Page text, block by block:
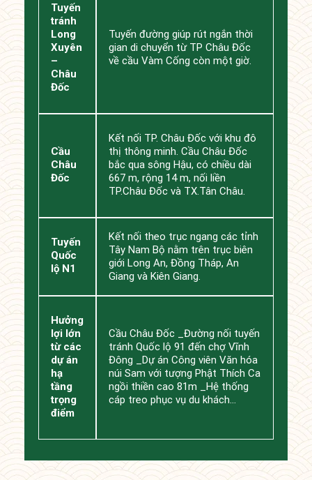
Tuyến
tránh
Long
Xuyên
–
Châu
Đốc
Tuyến đường giúp rút ngắn thời
gian di chuyển từ TP Châu Đốc
về cầu Vàm Cống còn một giờ.
Cầu
Châu
Đốc
Kết nối TP. Châu Đốc với khu đô
thị thông minh. Cầu Châu Đốc
bắc qua sông Hậu, có chiều dài
667 m, rộng 14 m, nối liền
TP.Châu Đốc và TX.Tân Châu.
Tuyến
Quốc
lộ N1
Kết nối theo trục ngang các tỉnh
Tây Nam Bộ nằm trên trục biên
giới Long An, Đồng Tháp, An
Giang và Kiên Giang.
Hưởng
lợi lớn
từ các
dự án
hạ
tầng
trọng
điểm
Cầu Châu Đốc _Đường nối tuyến
tránh Quốc lộ 91 đến chợ Vĩnh
Đông _Dự án Công viên Văn hóa
núi Sam với tượng Phật Thích Ca
ngồi thiền cao 81m _Hệ thống
cáp treo phục vụ du khách…